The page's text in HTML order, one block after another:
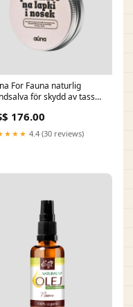
For Fauna naturlig
för skydd av tassar
swiece_zapachowe-
176.00
4.4 (30 reviews)